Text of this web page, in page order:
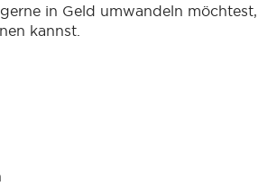
in Geld umwandeln
kannst.